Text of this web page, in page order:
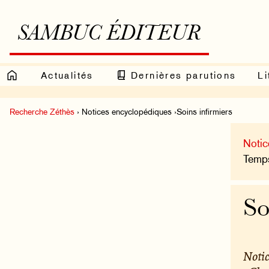
SAMBUC ÉDITEUR
Actualités Dernières parutions
Recherche Zéthès › Notices encyclopédiques ›Soins infirmiers